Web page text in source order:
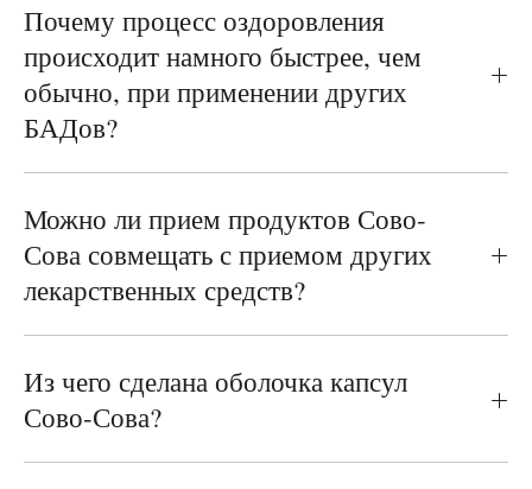
Почему процесс оздоровления
происходит намного быстрее, чем
обычно, при применении других
БАДов?
Можно ли прием продуктов Сово-
Сова совмещать с приемом других
лекарственных средств?
Из чего сделана оболочка капсул
Сово-Сова?